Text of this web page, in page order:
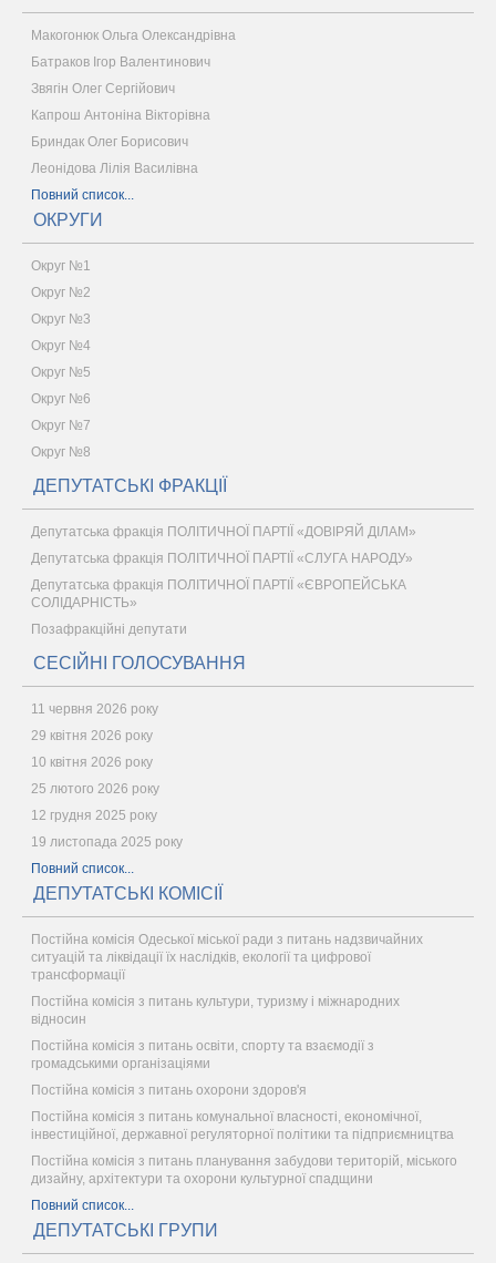
Макогонюк Ольга Олександрівна
Батраков Ігор Валентинович
Звягін Олег Сергійович
Капрош Антоніна Вікторівна
Бриндак Олег Борисович
Леонідова Лілія Василівна
Повний список...
ОКРУГИ
Округ №1
Округ №2
Округ №3
Округ №4
Округ №5
Округ №6
Округ №7
Округ №8
ДЕПУТАТСЬКІ ФРАКЦІЇ
Депутатська фракція ПОЛІТИЧНОЇ ПАРТІЇ «ДОВІРЯЙ ДІЛАМ»
Депутатська фракція ПОЛІТИЧНОЇ ПАРТІЇ «СЛУГА НАРОДУ»
Депутатська фракція ПОЛІТИЧНОЇ ПАРТІЇ «ЄВРОПЕЙСЬКА
СОЛІДАРНІСТЬ»
Позафракційні депутати
СЕСІЙНІ ГОЛОСУВАННЯ
11 червня 2026 року
29 квітня 2026 року
10 квітня 2026 року
25 лютого 2026 року
12 грудня 2025 року
19 листопада 2025 року
Повний список...
ДЕПУТАТСЬКІ КОМІСІЇ
Постійна комісія Одеської міської ради з питань надзвичайних
ситуацій та ліквідації їх наслідків, екології та цифрової
трансформації
Постійна комісія з питань культури, туризму і міжнародних
відносин
Постійна комісія з питань освіти, спорту та взаємодії з
громадськими організаціями
Постійна комісія з питань охорони здоров'я
Постійна комісія з питань комунальної власності, економічної,
інвестиційної, державної регуляторної політики та підприємництва
Постійна комісія з питань планування забудови територій, міського
дизайну, архітектури та охорони культурної спадщини
Повний список...
ДЕПУТАТСЬКІ ГРУПИ